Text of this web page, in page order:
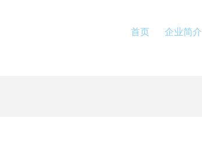
首页 企业简介